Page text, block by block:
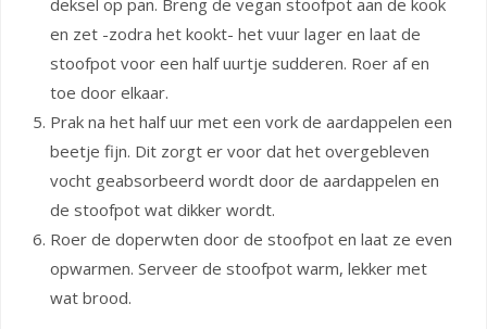
deksel op pan. Breng de vegan stoofpot aan de kook
en zet -zodra het kookt- het vuur lager en laat de
stoofpot voor een half uurtje sudderen. Roer af en
toe door elkaar.
Prak na het half uur met een vork de aardappelen een
beetje fijn. Dit zorgt er voor dat het overgebleven
vocht geabsorbeerd wordt door de aardappelen en
de stoofpot wat dikker wordt.
Roer de doperwten door de stoofpot en laat ze even
opwarmen. Serveer de stoofpot warm, lekker met
wat brood.